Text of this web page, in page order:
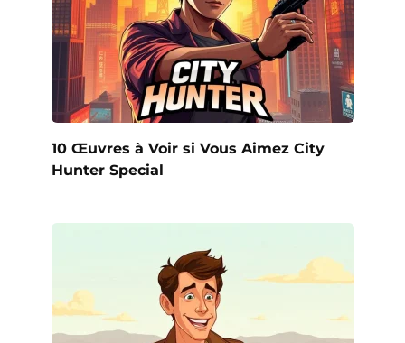
10 Œuvres à Voir si Vous Aimez City
Hunter Special